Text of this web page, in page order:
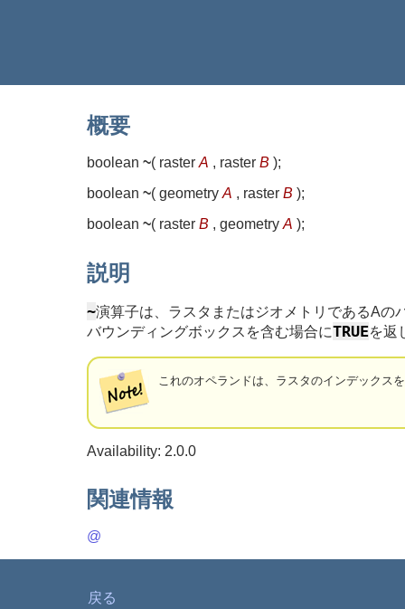
概要
boolean ~( raster A , raster B );
boolean ~( geometry A , raster B );
boolean ~( raster B , geometry A );
説明
~演算子は、ラスタまたはジオメトリであるAの
バウンディングボックスを含む場合にTRUEを返
これのオペランドは、ラスタのインデックス
Availability: 2.0.0
関連情報
@
戻る